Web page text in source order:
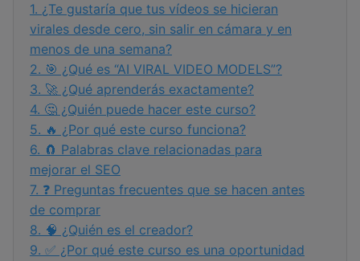
1. ¿Te gustaría que tus vídeos se hicieran
virales desde cero, sin salir en cámara y en
menos de una semana?
2. 🎯 ¿Qué es “AI VIRAL VIDEO MODELS”?
3. 🚀 ¿Qué aprenderás exactamente?
4. 🤔 ¿Quién puede hacer este curso?
5. 🔥 ¿Por qué este curso funciona?
6. 🧲 Palabras clave relacionadas para
mejorar el SEO
7. ❓ Preguntas frecuentes que se hacen antes
de comprar
8. 🧠 ¿Quién es el creador?
9. ✅ ¿Por qué este curso es una oportunidad